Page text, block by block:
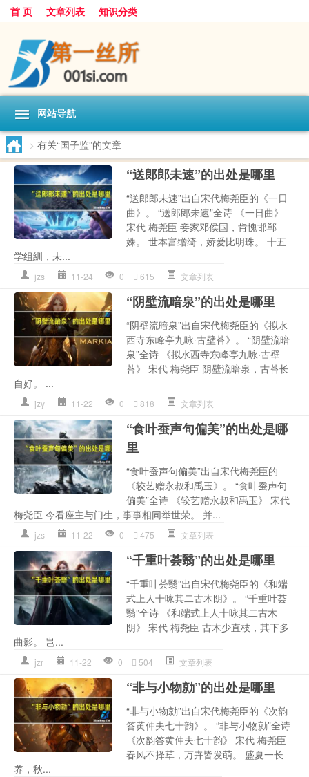
首 页 文章列表 知识分类
网站导航
> 有关“国子监”的文章
“送郎郎未速”的出处是哪里
“送郎郎未速”出自宋代梅尧臣的《一日
曲》。 “送郎郎未速”全诗 《一日曲》
宋代 梅尧臣 妾家邓侯国，肯愧邯郸
姝。 世本富缯绮，娇爱比明珠。 十五
学组紃，未...
jzs 11-24 0 615 文章列表
“阴壁流暗泉”的出处是哪里
“阴壁流暗泉”出自宋代梅尧臣的《拟水
西寺东峰亭九咏·古壁苔》。 “阴壁流暗
泉”全诗 《拟水西寺东峰亭九咏·古壁
苔》 宋代 梅尧臣 阴壁流暗泉，古苔长
自好。 ...
jzy 11-22 0 818 文章列表
“食叶蚕声句偏美”的出处是哪
里
“食叶蚕声句偏美”出自宋代梅尧臣的
《较艺赠永叔和禹玉》。 “食叶蚕声句
偏美”全诗 《较艺赠永叔和禹玉》 宋代
梅尧臣 今看座主与门生，事事相同举世荣。 并...
jzs 11-22 0 475 文章列表
“千重叶荟翳”的出处是哪里
“千重叶荟翳”出自宋代梅尧臣的《和端
式上人十咏其二古木阴》。 “千重叶荟
翳”全诗 《和端式上人十咏其二古木
阴》 宋代 梅尧臣 古木少直枝，其下多
曲影。 岂...
jzr 11-22 0 504 文章列表
“非与小物勍”的出处是哪里
“非与小物勍”出自宋代梅尧臣的《次韵
答黄仲夫七十韵》。 “非与小物勍”全诗
《次韵答黄仲夫七十韵》 宋代 梅尧臣
春风不择草，万卉皆发萌。 盛夏一长
养，秋...